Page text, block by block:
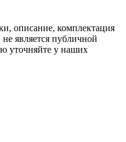
описание, комплектация
является публичной
уточняйте у наших